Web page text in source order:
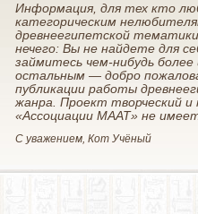
Информация, для тех кто
категорическим
древнеегипетской
нечего: Вы не найдете для
займитесь чем-нибудь
остальным — добро
публикации работы
жанра. Проект творческий и
«Ассоциации МААТ» не
С уважением, Кот Учёный